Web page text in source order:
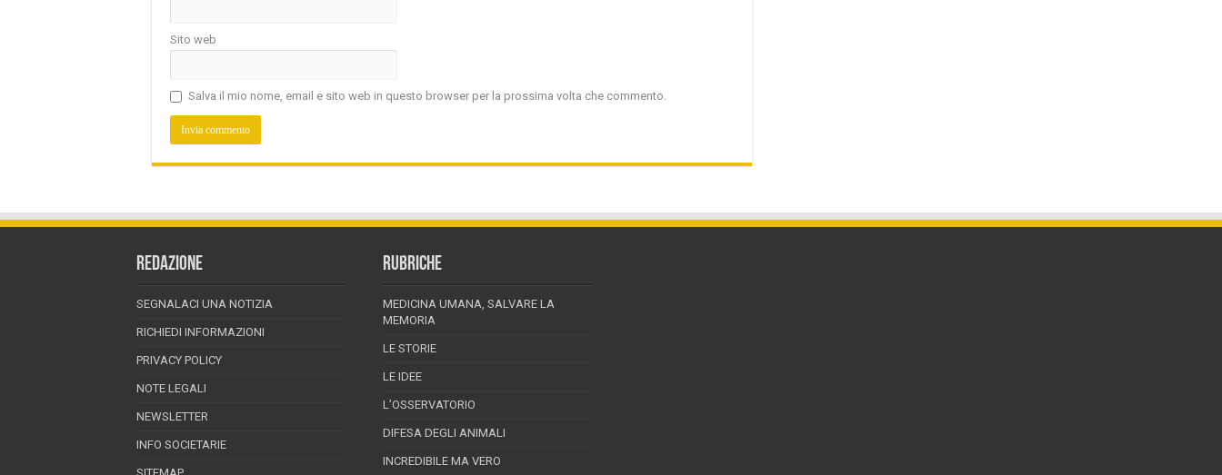
Sito web
Salva il mio nome, email e sito web in questo browser per la prossima volta che commento.
REDAZIONE
SEGNALACI UNA NOTIZIA
RICHIEDI INFORMAZIONI
PRIVACY POLICY
NOTE LEGALI
NEWSLETTER
INFO SOCIETARIE
RUBRICHE
MEDICINA UMANA, SALVARE LA
MEMORIA
LE STORIE
LE IDEE
L’OSSERVATORIO
DIFESA DEGLI ANIMALI
INCREDIBILE MA VERO